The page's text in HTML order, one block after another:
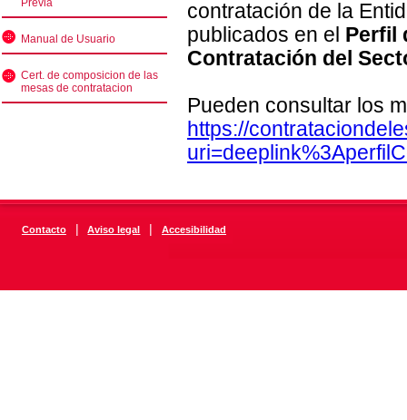
Manual de Usuario
Cert. de composicion de las
mesas de contratacion
contratación de la
publicados en el Perfil
Contratación del
Pueden consultar los
https://
Contacto | Aviso legal | Accesibilidad